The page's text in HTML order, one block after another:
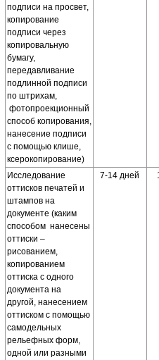
подписи на просвет,
копирование
подписи через
копировальную
бумагу,
передавливание
подлинной подписи
по штрихам,
фотопроекционный
способ копирования,
нанесение подписи
с помощью клише,
ксерокопирование)
Исследование
оттисков печатей и
штампов на
документе (каким
способом нанесены
оттиски –
рисованием,
копированием
оттиска с одного
документа на
другой, нанесением
оттиском с помощью
самодельных
рельефных форм,
одной или разными
7-14 дней